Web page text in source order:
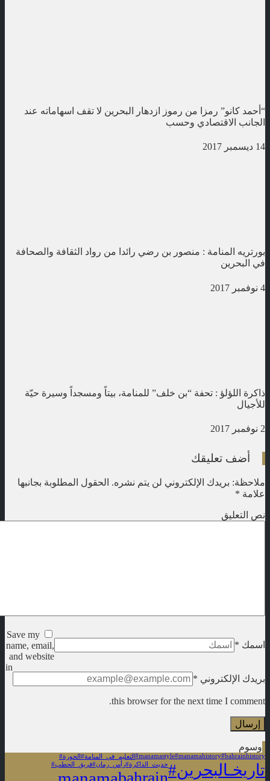
“أحمد كانو” رمزا من رموز ازدهار البحرين لا تقف اسهاماته عند
الجانب الاقتصادي وحسب
14 ديسمبر 2017
بورتريه المنامة : منصور بن رضي رائدا من رواد الثقافة والصحافة
في البحرين
4 نوفمبر 2017
ذاكرة اللؤلؤ : تحفة “بن خلف” للمنامة، بيتاً ومسجداً وسيرة حيّة
للأجيال
2 نوفمبر 2017
أضف تعليقك
ملاحظة: بريدك الإلكتروني لن يتم نشره. الحقول المطلوبة بجانبها
علامة *
نص التعليق
اسمك *
بريدك الإلكتروني *
Save my
name, email,
and website
in
this browser for the next time I comment.
وسوم
#bahrainhistory
#manamahistory
#manamastyle #التعليم_في_المنامة #الحورة
#تاريخـالبحرين #حديث_الذاكرة #رأس_رمان #فريق_الحطب